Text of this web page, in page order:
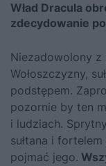
Wład Dracula
zdecydowanie
Niezadowolony z
Wołoszczyzny,
podstępem.
pozornie by ten
i ludziach. Sprytny
sułtana i
pojmać jego.